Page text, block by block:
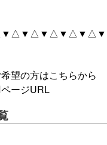
望の方はこちらから
ージURL